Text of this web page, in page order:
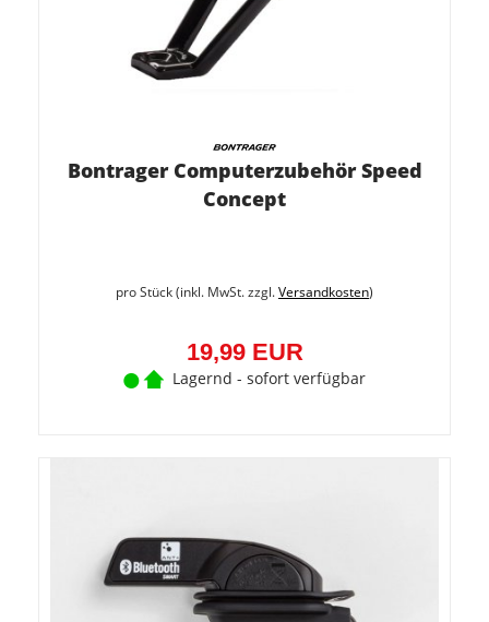
Bontrager Computerzubehör Speed
Concept
pro Stück (inkl. MwSt. zzgl.Versandkosten)
19,99 EUR
Lagernd - sofort verfügbar